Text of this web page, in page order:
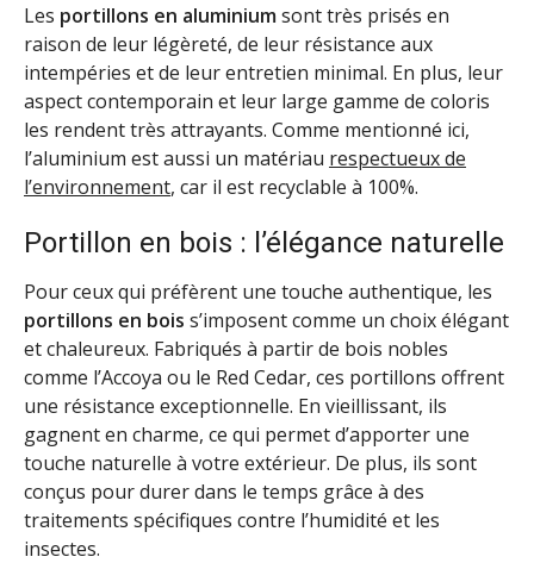
Les portillons en aluminiumsont très prisés en
raison de leur légèreté, de leur résistance aux
intempéries et de leur entretien minimal. En plus, leur
aspect contemporain et leur large gamme de coloris
les rendent très attrayants. Comme mentionné ici,
l’aluminium est aussi un matériau respectueux de
l’environnement, car il est recyclable à 100%.
Portillon en bois : l’élégance naturelle
Pour ceux qui préfèrent une touche authentique, les
portillons en bois s’imposent comme un choix élégant
et chaleureux. Fabriqués à partir de bois nobles
comme l’Accoya ou le Red Cedar, ces portillons offrent
une résistance exceptionnelle. En vieillissant, ils
gagnent en charme, ce qui permet d’apporter une
touche naturelle à votre extérieur. De plus, ils sont
conçus pour durer dans le temps grâce à des
traitements spécifiques contre l’humidité et les
insectes.